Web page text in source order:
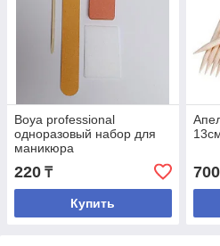
Boya professional
одноразовый набор для
маникюра
220 ₸
Купить
700